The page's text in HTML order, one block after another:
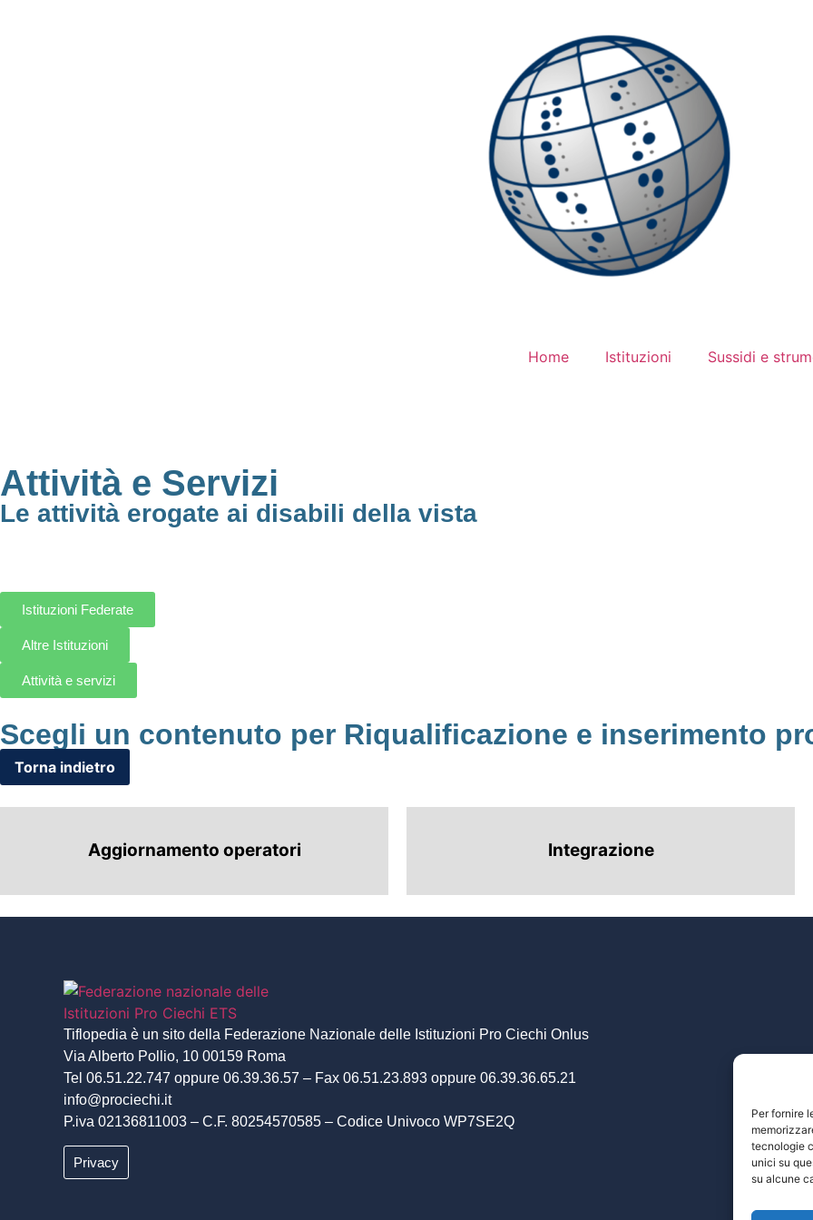
Per fornire
tecnologie
unici su
su alcune
Home Istituzioni Sussidi e
Attività e Servizi
Le attività erogate ai disabili della vista
Istituzioni Federate
Altre Istituzioni
Attività e servizi
Scegli un contenuto per Riqualificazione e inserimento
Aggiornamento operatori Integrazione
Tiflopedia è un sito della Federazione Nazionale delle Istituzioni Pro Ciechi Onlus
Via Alberto Pollio, 10 00159 Roma
Tel 06.51.22.747 oppure 06.39.36.57 – Fax 06.51.23.893 oppure 06.39.36.65.21
info@prociechi.it
P.iva 02136811003 – C.F. 80254570585 – Codice Univoco WP7SE2Q
Privacy